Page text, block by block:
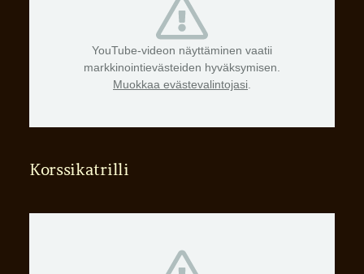
YouTube-videon näyttäminen vaatii
markkinointievästeiden hyväksymisen.
Muokkaa evästevalintojasi
Korssikatrilli